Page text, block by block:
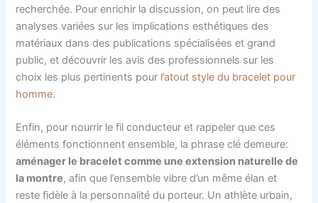
recherchée. Pour enrichir la discussion, on peut lire des
analyses variées sur les implications esthétiques des
matériaux dans des publications spécialisées et grand
public, et découvrir les avis des professionnels sur les
choix les plus pertinents pour l’atout style du bracelet pour
homme.
Enfin, pour nourrir le fil conducteur et rappeler que ces
éléments fonctionnent ensemble, la phrase clé demeure:
aménager le bracelet comme une extension naturelle de
la montre, afin que l’ensemble vibre d’un même élan et
reste fidèle à la personnalité du porteur. Un athlète urbain,